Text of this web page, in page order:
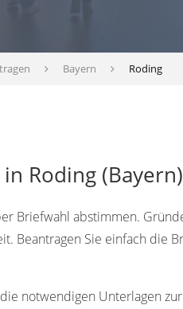
Bayern Roding
Roding (Bayern)
Briefwahl abstimmen.
Beantragen Sie einfach die
notwendigen Unterlagen